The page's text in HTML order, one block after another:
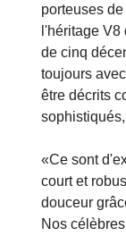
porteuses
l'héritage
de cinq
toujours
être décrits
«Ce sont
court et
douceur
Nos